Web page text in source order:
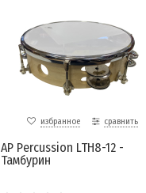
избранное сравнить
AP Percussion LTH8-12 -
Тамбурин